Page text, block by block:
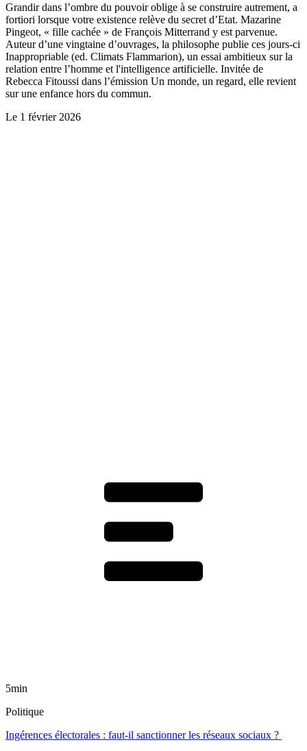
Grandir dans l’ombre du pouvoir oblige à se construire autrement, a
fortiori lorsque votre existence relève du secret d’Etat. Mazarine
Pingeot, « fille cachée » de François Mitterrand y est parvenue.
Auteur d’une vingtaine d’ouvrages, la philosophe publie ces jours-ci
Inappropriable (ed. Climats Flammarion), un essai ambitieux sur la
relation entre l’homme et l'intelligence artificielle. Invitée de
Rebecca Fitoussi dans l’émission Un monde, un regard, elle revient
sur une enfance hors du commun.
Le 1 février 2026
5min
Politique
Ingérences électorales : faut-il sanctionner les réseaux sociaux ?